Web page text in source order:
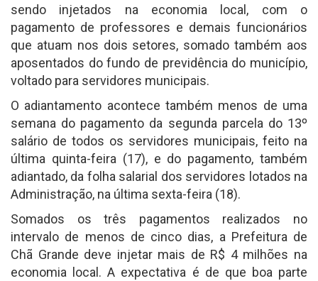
sendo injetados na economia local, com o
pagamento de professores e demais funcionários
que atuam nos dois setores, somado também aos
aposentados do fundo de previdência do município,
voltado para servidores municipais.
O adiantamento acontece também menos de uma
semana do pagamento da segunda parcela do 13º
salário de todos os servidores municipais, feito na
última quinta-feira (17), e do pagamento, também
adiantado, da folha salarial dos servidores lotados na
Administração, na última sexta-feira (18).
Somados os três pagamentos realizados no
intervalo de menos de cinco dias, a Prefeitura de
Chã Grande deve injetar mais de R$ 4 milhões na
economia local. A expectativa é de que boa parte